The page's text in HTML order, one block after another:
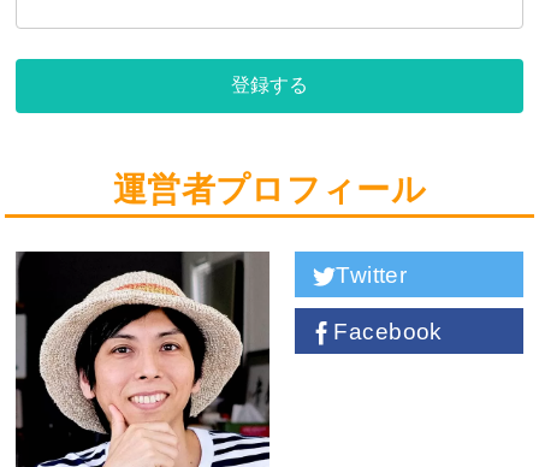
登録する
運営者プロフィール
Twitter
Facebook